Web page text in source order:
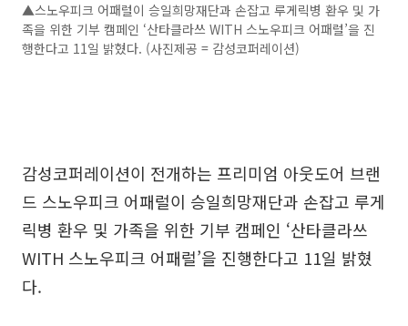
▲스노우피크 어패럴이 승일희망재단과 손잡고 루게릭병 환우 및 가
족을 위한 기부 캠페인 ‘산타클라쓰 WITH 스노우피크 어패럴’을 진
행한다고 11일 밝혔다. (사진제공 = 감성코퍼레이션)
감성코퍼레이션이 전개하는 프리미엄 아웃도어 브랜
드 스노우피크 어패럴이 승일희망재단과 손잡고 루게
릭병 환우 및 가족을 위한 기부 캠페인 ‘산타클라쓰
WITH 스노우피크 어패럴’을 진행한다고 11일 밝혔
다.